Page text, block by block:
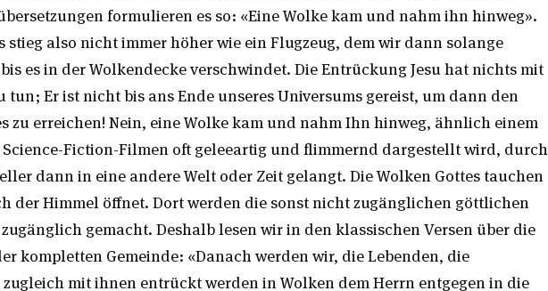
formulieren es so: «Eine Wolke kam und nahm ihn hinweg».
stieg also nicht immer höher wie ein Flugzeug, dem wir dann solange
es in der Wolkendecke verschwindet. Die Entrückung Jesu hat nichts mit
tun; Er ist nicht bis ans Ende unseres Universums gereist, um dann den
zu erreichen! Nein, eine Wolke kam und nahm Ihn hinweg, ähnlich einem
Fiction-Filmen oft geleeartig und flimmernd dargestellt wird, durch
dann in eine andere Welt oder Zeit gelangt. Die Wolken Gottes tauchen
der Himmel öffnet. Dort werden die sonst nicht zugänglichen göttlichen
gemacht. Deshalb lesen wir in den klassischen Versen über die
kompletten Gemeinde: «Danach werden wir, die Lebenden, die
mit ihnen entrückt werden in Wolken dem Herrn entgegen in die